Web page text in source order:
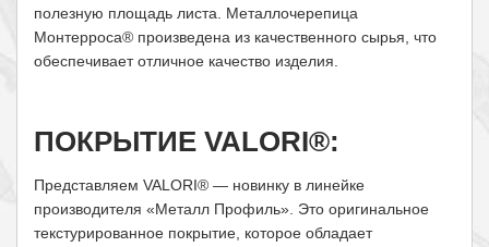
полезную площадь листа. Металлочерепица
Монтерроса® произведена из качественного сырья, что
обеспечивает отличное качество изделия.
ПОКРЫТИЕ VALORI®:
Представляем VALORI® — новинку в линейке
производителя «Металл Профиль». Это оригинальное
текстурированное покрытие, которое обладает